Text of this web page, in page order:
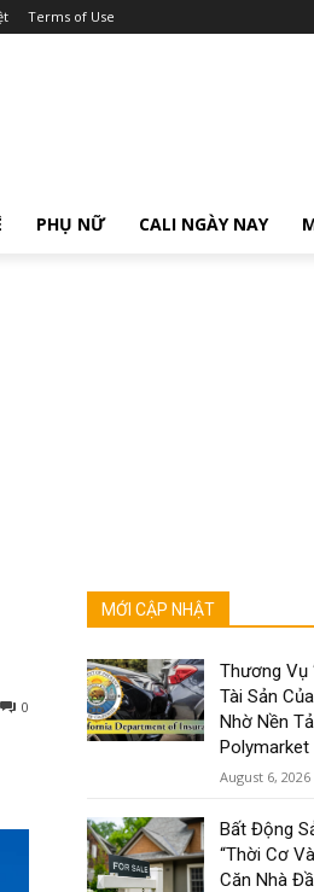
Terms of Use
PHỤ NỮ CALI NGÀY NAY
0
MỚI CẬP NHẬT
Thương Vụ
Tài Sản
Nhờ Nền
Polymarket
August 6, 2026
Bất Động
“Thời Cơ
Căn Nhà